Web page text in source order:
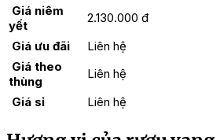
Giá niêm
yết
2.130.000 đ
Giá ưu đãi
Liên hệ
Giá theo
thùng
Liên hệ
Giá sỉ
Liên hệ